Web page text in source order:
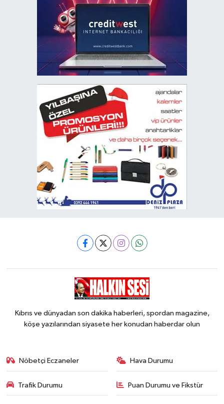
Kıbrıs ve dünyadan son dakika haberleri, spordan magazine,
köşe yazılarından siyasete her konudan haberdar olun
Nöbetçi Eczaneler Hava Durumu
Trafik Durumu Puan Durumu ve Fikstür